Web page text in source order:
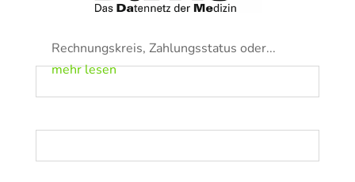
mehr lesen
mehr lesen
Möglichkeit Ihre Honorarnoten nach Datum
Rechnungskreis, Zahlungsstatus oder...
mehr lesen